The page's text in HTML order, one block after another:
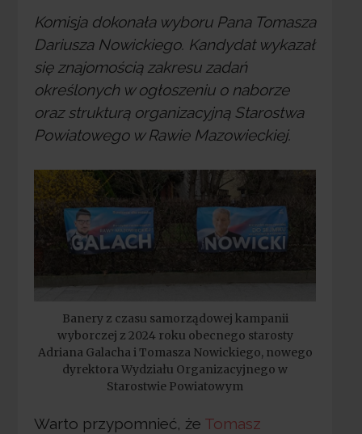
Komisja dokonała wyboru Pana Tomasza
Dariusza Nowickiego. Kandydat wykazał
się znajomością zakresu zadań
określonych w ogłoszeniu o naborze
oraz strukturą organizacyjną Starostwa
Powiatowego w Rawie Mazowieckiej.
Banery z czasu samorządowej kampanii
wyborczej z 2024 roku obecnego starosty
Adriana Galacha i Tomasza Nowickiego, nowego
dyrektora Wydziału Organizacyjnego w
Starostwie Powiatowym
Warto przypomnieć, że Tomasz